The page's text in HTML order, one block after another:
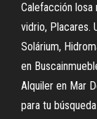
Calefacción
vidrio, Placares.
Solárium,
en
Alquiler en Mar
para tu